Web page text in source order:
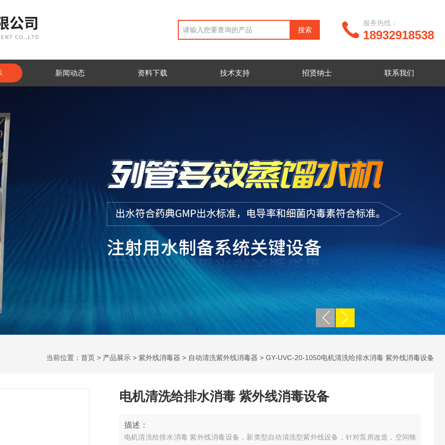
18932918538
服务热线：
新闻动态 资料下载 技术支持 招贤纳士 联系我们
当前位置： 首页 > 产品展示 > 紫外线消毒器 > 自动清洗紫外线消毒器 > GY-UVC-20-1050电机清洗给排水消毒 紫外线消毒设备
电机清洗给排水消毒 紫外线消毒设备
描述：
电机清洗给排水消毒 紫外线消毒设备，新类型自动清洗型紫外线设备，针对泵房改造，空间狭